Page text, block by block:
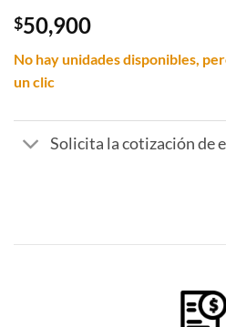
$50,900
No hay unidades disponibles,
un clic
Solicita la cotización de